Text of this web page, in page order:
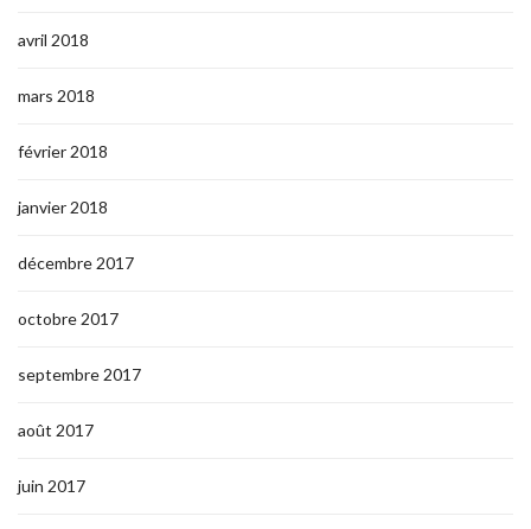
avril 2018
mars 2018
février 2018
janvier 2018
décembre 2017
octobre 2017
septembre 2017
août 2017
juin 2017